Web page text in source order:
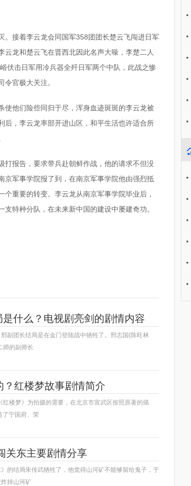
。接着李云龙会同国军358团团长楚云飞闯进日军
龙和楚云飞在晋西北因此名声大噪，李楚二人
伏击日军用冷兵器全歼日军两个中队，此战之惨
官极大关注。
他们险些同归于尽，浑身血迹斑斑的李云龙被
，李云龙率部开进山区，和平生活也许适合所
打报告，要求带兵赴朝鲜作战，他的请求不但没
京军事学院报了到，在南京军事学院他由强烈抵
重要的转变。李云龙从南京军事学院毕业后，
特种分队，在未来新中国的建设中屡建奇功。
什么？电视剧亮剑的剧情内容
副团长结局是在金门登陆战中牺牲了。邢志国(陈旺林
师的副师长
红楼梦故事剧情简介
楼梦》为拍摄的需要，在北京市宣武区按照原著的描
了宁国府、荣
关东主要剧情分享
的结局朱传武牺牲了，他觉得山河矿不能够留给鬼子，于
掉山河矿